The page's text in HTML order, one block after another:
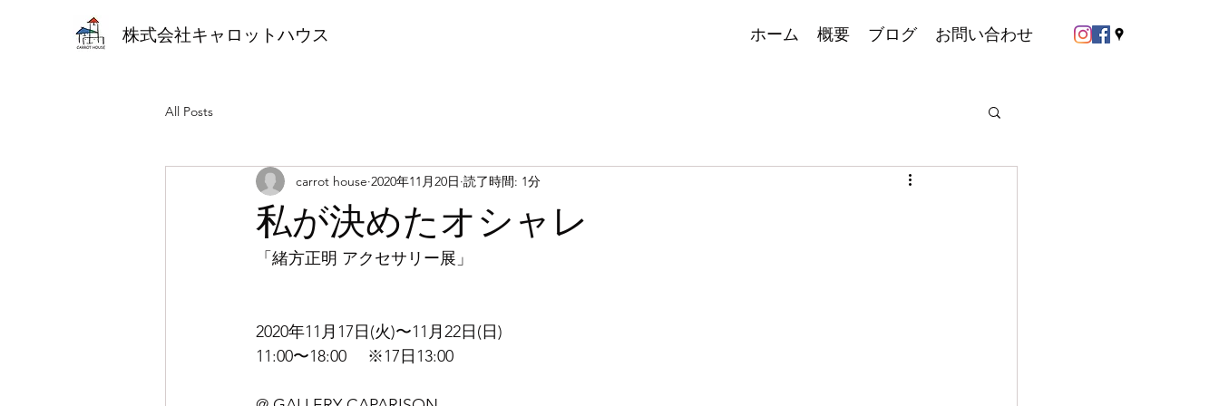
株式会社キャロットハウス ホーム 概要 ブログ お問い合わせ
All Posts
私が決めたオシャレ
carrot house 2020年11月20日 読了時間: 1分
「緒方正明 アクセサリー展」
2020年11月17日(火)〜11月22日(日)
11:00〜18:00 　※17日13:00